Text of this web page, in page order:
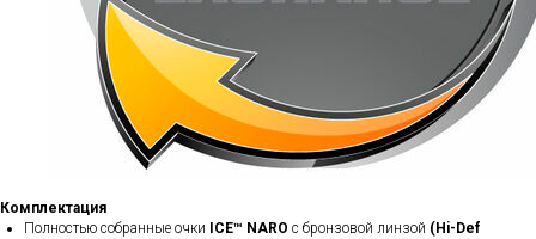
Комплектация
Полностью собранные очки
ICE™ NARO с бронзовой линзой (Hi-Def